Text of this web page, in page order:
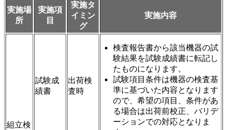
実施場
所
実施項
目
実施タ
イミン
グ
実施内容
組立検
試験成
績書
出荷検
査時
検査報告書から該当機器の試
験結果を試験成績書に転記し
たものになります。
試験項目条件は機器の検査基
準に基づいた内容となります
ので、希望の項目、条件があ
る場合は出荷前校正、バリデ
ーションでの対応となりま